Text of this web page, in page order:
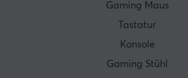
Gaming Maus
Tastatur
Konsole
Gaming Stühl